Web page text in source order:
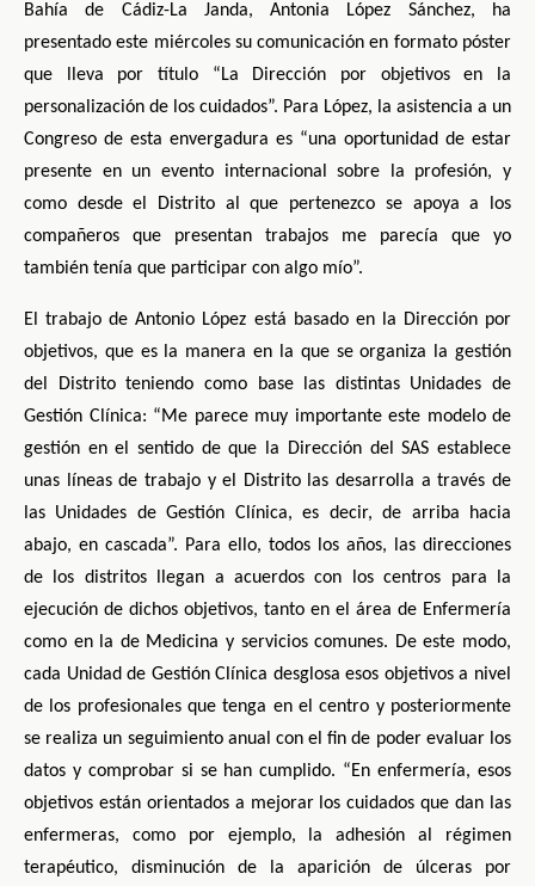
Bahía de Cádiz-La Janda, Antonia López Sánchez, ha
presentado este miércoles su comunicación en formato póster
que lleva por título “La Dirección por objetivos en la
personalización de los cuidados”. Para López, la asistencia a un
Congreso de esta envergadura es “una oportunidad de estar
presente en un evento internacional sobre la profesión, y
como desde el Distrito al que pertenezco se apoya a los
compañeros que presentan trabajos me parecía que yo
también tenía que participar con algo mío”.
El trabajo de Antonio López está basado en la Dirección por
objetivos, que es la manera en la que se organiza la gestión
del Distrito teniendo como base las distintas Unidades de
Gestión Clínica: “Me parece muy importante este modelo de
gestión en el sentido de que la Dirección del SAS establece
unas líneas de trabajo y el Distrito las desarrolla a través de
las Unidades de Gestión Clínica, es decir, de arriba hacia
abajo, en cascada”. Para ello, todos los años, las direcciones
de los distritos llegan a acuerdos con los centros para la
ejecución de dichos objetivos, tanto en el área de Enfermería
como en la de Medicina y servicios comunes. De este modo,
cada Unidad de Gestión Clínica desglosa esos objetivos a nivel
de los profesionales que tenga en el centro y posteriormente
se realiza un seguimiento anual con el fin de poder evaluar los
datos y comprobar si se han cumplido. “En enfermería, esos
objetivos están orientados a mejorar los cuidados que dan las
enfermeras, como por ejemplo, la adhesión al régimen
terapéutico, disminución de la aparición de úlceras por